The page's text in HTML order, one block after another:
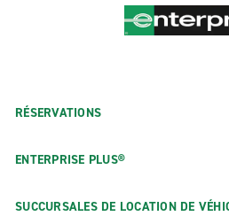
RÉSERVATIONS
ENTERPRISE PLUS®
SUCCURSALES DE LOCATION DE